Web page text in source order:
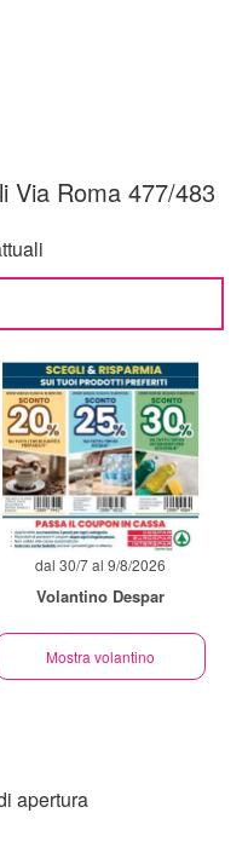
Via Roma 477/483
dal 30/7 al 9/8/2026
Volantino Despar
Mostra volantino
apertura